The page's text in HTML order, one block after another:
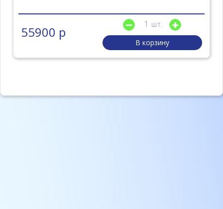
55900 р
шт.
В корзину